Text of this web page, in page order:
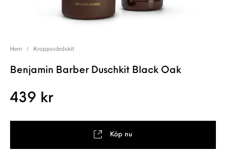
Hem / Kroppsvårdskit
Benjamin Barber Duschkit Black Oak
439 kr
Köp nu